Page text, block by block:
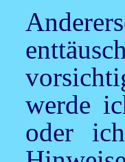
werde
oder